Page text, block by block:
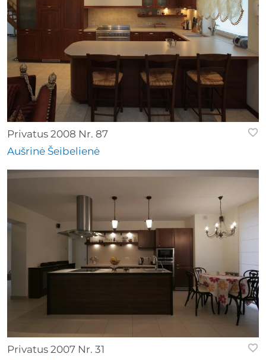
Privatus 2008 Nr. 87
Aušrinė Šeibelienė
Privatus 2007 Nr. 31